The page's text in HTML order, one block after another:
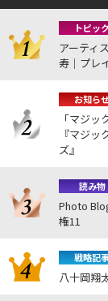
トピック
アーティ
寿｜プレ
お知ら
「マジ
『マジ
ズ』
読み物
Photo
権11
戦略記
八十岡翔